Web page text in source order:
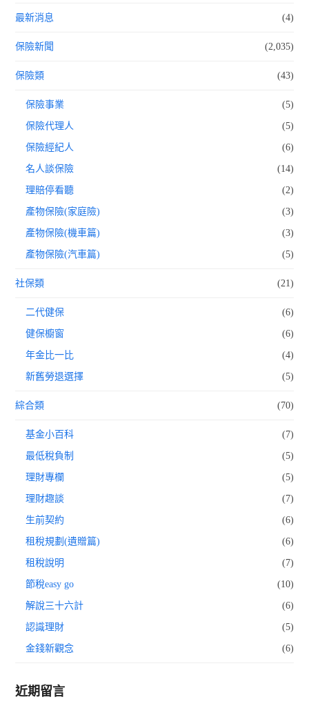
最新消息 (4)
保險新聞 (2,035)
保險類 (43)
保險事業 (5)
保險代理人 (5)
保險經紀人 (6)
名人談保險 (14)
理賠停看聽 (2)
產物保險(家庭險) (3)
產物保險(機車篇) (3)
產物保險(汽車篇) (5)
社保類 (21)
二代健保 (6)
健保櫥窗 (6)
年金比一比 (4)
新舊勞退選擇 (5)
綜合類 (70)
基金小百科 (7)
最低稅負制 (5)
理財專欄 (5)
理財趣談 (7)
生前契約 (6)
租稅規劃(遺贈篇) (6)
租稅說明 (7)
節稅easy go (10)
解說三十六計 (6)
認識理財 (5)
金錢新觀念 (6)
近期留言